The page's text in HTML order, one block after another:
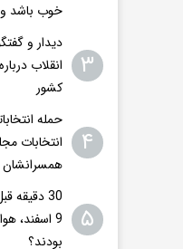
خوب باشد و
۳
دیدار و
انقلاب
کشور
۴
حمله
انتخابات
همسرانشان
۵
30
9 اسفند،
بودند؟